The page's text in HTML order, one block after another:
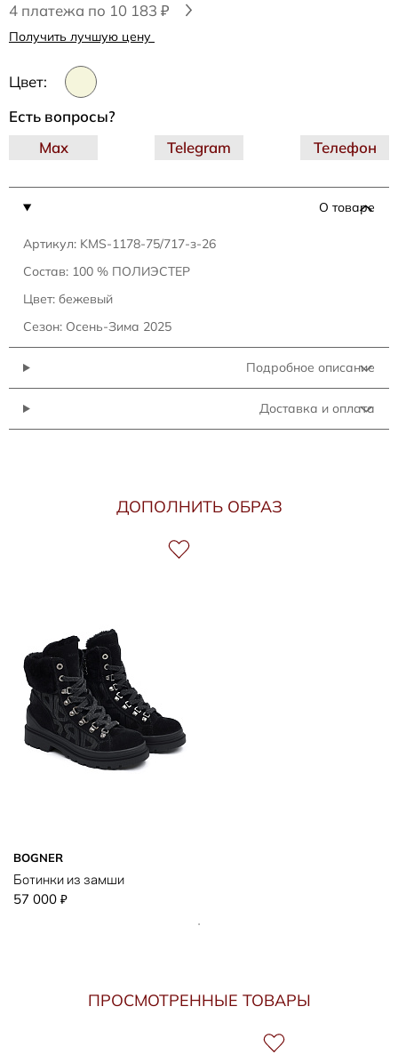
4 платежа по 10 183 ₽
Получить лучшую цену
Цвет:
О товаре
Артикул: KMS-1178-75/717-з-26
Состав: 100 % ПОЛИЭСТЕР
Цвет: бежевый
Сезон: Осень-Зима 2025
Подробное описание
Доставка и оплата
Есть вопросы?
Telegram
Max Телефон
ДОПОЛНИТЬ ОБРАЗ
BOGNER
Ботинки из замши
57 000 ₽
ПРОСМОТРЕННЫЕ ТОВАРЫ